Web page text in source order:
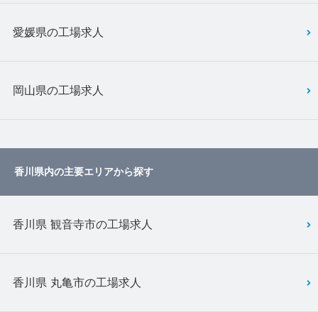
愛媛県の工場求人
岡山県の工場求人
香川県内の主要エリアから探す
香川県 観音寺市の工場求人
香川県 丸亀市の工場求人